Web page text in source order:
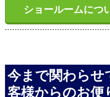
ショールームにつ
今まで関わらせ
客様からのお便